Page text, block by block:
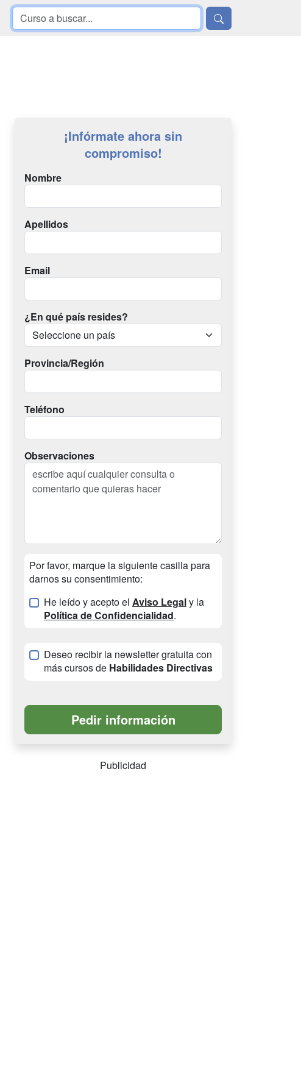
¡Infórmate ahora sin
compromiso!
Nombre
Apellidos
Email
¿En qué país resides?
Provincia/Región
Teléfono
Observaciones
Por favor, marque la siguiente casilla para
darnos su consentimiento:
He leído y acepto el Aviso Legaly la
Política de Confidencialidad.
Deseo recibir la newsletter gratuita con
más cursos de Habilidades Directivas
Publicidad